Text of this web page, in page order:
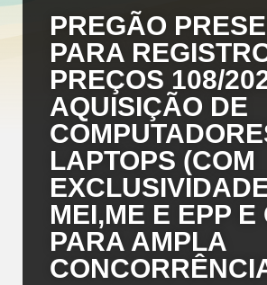
PREGÃO
PARA
PREÇOS 108/
AQUISIÇÃO DE
LAPTOPS (COM
MEI,ME E EPP E
PARA AMPLA